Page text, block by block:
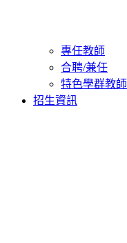
專任教師
合聘/兼任
特色學群教師
招生資訊